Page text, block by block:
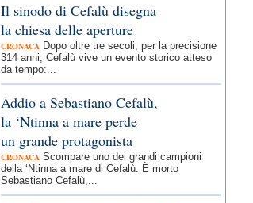
Il sinodo di Cefalù disegna
la chiesa delle aperture
CRONACA Dopo oltre tre secoli, per la precisione
314 anni, Cefalù vive un evento storico atteso
da tempo:...
Addio a Sebastiano Cefalù,
la ‘Ntinna a mare perde
un grande protagonista
CRONACA Scompare uno dei grandi campioni
della ‘Ntinna a mare di Cefalù. È morto
Sebastiano Cefalù,...